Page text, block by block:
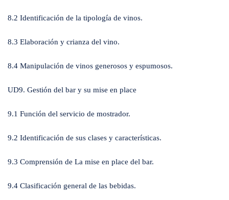
8.2 Identificación de la tipología de vinos.
8.3 Elaboración y crianza del vino.
8.4 Manipulación de vinos generosos y espumosos.
UD9. Gestión del bar y su mise en place
9.1 Función del servicio de mostrador.
9.2 Identificación de sus clases y características.
9.3 Comprensión de La mise en place del bar.
9.4 Clasificación general de las bebidas.